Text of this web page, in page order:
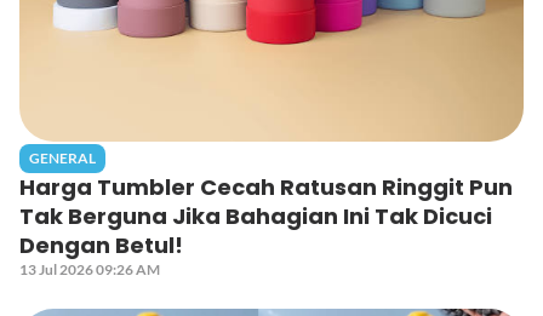
GENERAL
Harga Tumbler Cecah Ratusan Ringgit Pun
Tak Berguna Jika Bahagian Ini Tak Dicuci
Dengan Betul!
13 Jul 2026 09:26 AM